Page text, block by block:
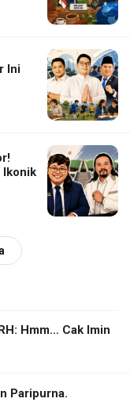
Ini
Ikonik
Hmm… Cak Imin
Paripurna.